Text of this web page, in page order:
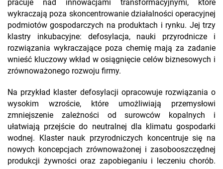
pracuje nad innowacjami transformacyjnymi, które
wykraczają poza skoncentrowanie działalności operacyjnej
podmiotów gospodarczych na produktach i rynku. Jej trzy
klastry inkubacyjne: defosylacja, nauki przyrodnicze i
rozwiązania wykraczające poza chemię mają za zadanie
wnieść kluczowy wkład w osiągnięcie celów biznesowych i
zrównoważonego rozwoju firmy.
Na przykład klaster defosylacji opracowuje rozwiązania o
wysokim wzroście, które umożliwiają przemysłowi
zmniejszenie zależności od surowców kopalnych i
ułatwiają przejście do neutralnej dla klimatu gospodarki
wodnej. Klaster nauk przyrodniczych koncentruje się na
nowych koncepcjach zrównoważonej i zasobooszczędnej
produkcji żywności oraz zapobieganiu i leczeniu chorób.